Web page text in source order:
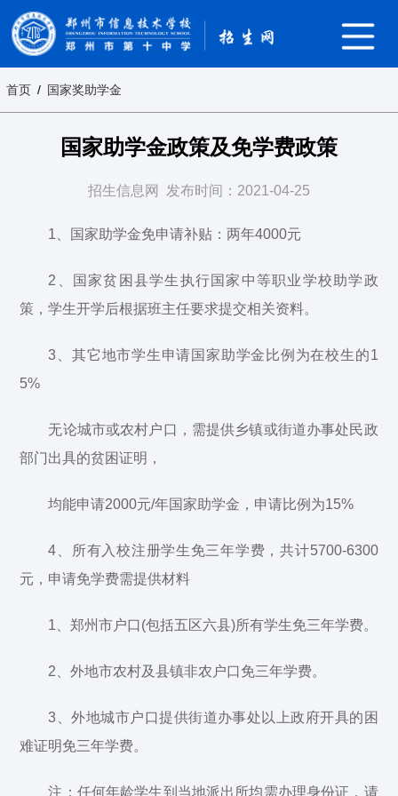
首页 / 国家奖助学金
国家助学金政策及免学费政策
招生信息网 发布时间：2021-04-25
1、国家助学金免申请补贴：两年4000元
2、国家贫困县学生执行国家中等职业学校助学政
策，学生开学后根据班主任要求提交相关资料。
3、其它地市学生申请国家助学金比例为在校生的1
5%
无论城市或农村户口，需提供乡镇或街道办事处民政
部门出具的贫困证明，
均能申请2000元/年国家助学金，申请比例为15%
4、所有入校注册学生免三年学费，共计5700-6300
元，申请免学费需提供材料
1、郑州市户口(包括五区六县)所有学生免三年学费。
2、外地市农村及县镇非农户口免三年学费。
3、外地城市户口提供街道办事处以上政府开具的困
难证明免三年学费。
注：任何年龄学生到当地派出所均需办理身份证，请